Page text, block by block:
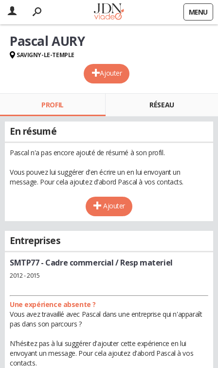
MENU
Ajouter
Pascal AURY
SAVIGNY-LE-TEMPLE
PROFIL RÉSEAU
En résumé
Pascal n'a pas encore ajouté de résumé à son profil.
Vous pouvez lui suggérer d'en écrire un en lui envoyant un
message. Pour cela ajoutez d'abord Pascal à vos contacts.
Ajouter
Entreprises
SMTP77- Cadre commercial / Resp materiel
2012 - 2015
Une expérience absente ?
Vous avez travaillé avec Pascal dans une entreprise qui n'apparaît
pas dans son parcours ?
N'hésitez pas à lui suggérer d'ajouter cette expérience en lui
envoyant un message. Pour cela ajoutez d'abord Pascal à vos
contacts.